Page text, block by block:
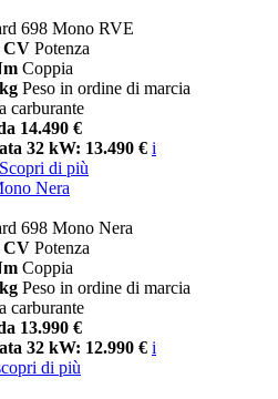
698 Mono RVE
CV Potenza
Coppia
Peso in ordine di marcia
carburante
14.490 €
32 kW: 13.490 € i
Scopri di più
Nera
698 Mono Nera
CV Potenza
Coppia
Peso in ordine di marcia
carburante
13.990 €
32 kW: 12.990 € i
di più